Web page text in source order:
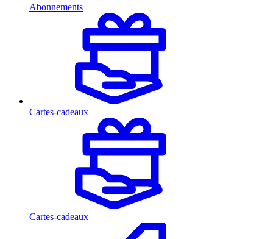
Abonnements
Cartes-cadeaux
Cartes-cadeaux